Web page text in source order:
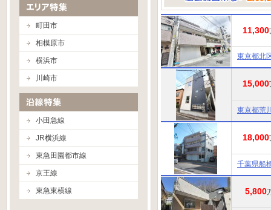
11,300
東京都北
15,000
東京都荒
18,000
千葉県船
5,800
町田市
相模原市
横浜市
川崎市
小田急線
JR横浜線
東急田園都市線
京王線
東急東横線